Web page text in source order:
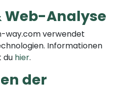
Web-Analyse
way.com verwendet
Informationen
du hier.
der